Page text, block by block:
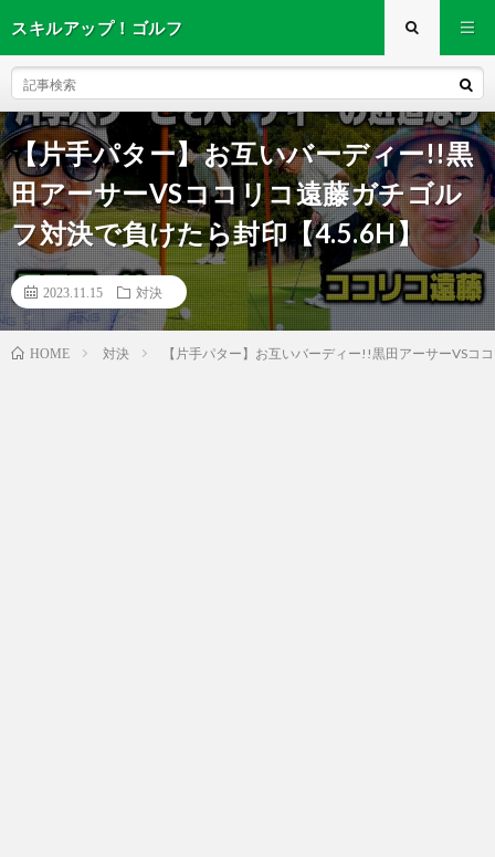
スキルアップ！ゴルフ
【片手パター】お互いバーディー!!黒
田アーサーVSココリコ遠藤ガチゴル
フ対決で負けたら封印【4.5.6H】
2023.11.15 対決
HOME 対決 【片手パター】お互いバーディー!!黒田アーサーVSコ